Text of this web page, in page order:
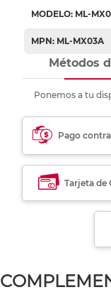
MODELO: ML-
MPN: ML-MX03A
Métodos
Ponemos a tu
Pago
Tarjeta de